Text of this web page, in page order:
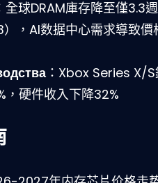
全球DRAM庫存降至僅3.3週
），AI数据中心需求導致價
：Xbox Series X/
，硬件收入下降32%